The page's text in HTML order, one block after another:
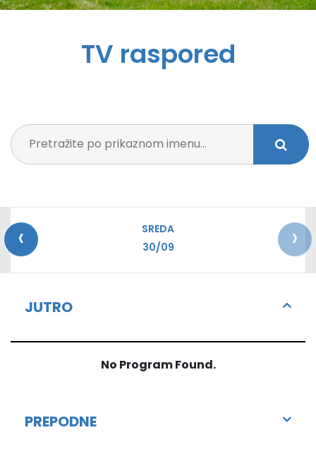
TV raspored
SREDA
30/09
‹ ›
JUTRO
No Program Found.
PREPODNE